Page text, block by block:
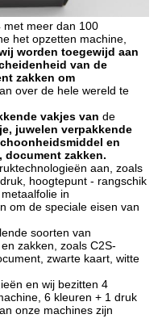
met meer dan 100
het opzetten machine,
worden toegewijd aan
van de
zakken om
over de hele wereld te
vakjes van de
juwelen verpakkende
en
document zakken.
aan, zoals
hoogtepunt - rangschik
in
om de speciale eisen van
soorten van
zakken, zoals C2S-
zwarte kaart, witte
en wij bezitten 4
6 kleuren + 1 druk
onze machines zijn